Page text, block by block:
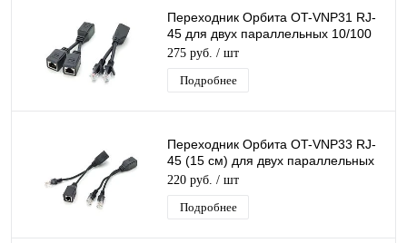
Переходник Орбита OT-VNP31 RJ-
45 для двух параллельных 10/100
Мб/с подключений
275 руб. / шт
Подробнее
Переходник Орбита OT-VNP33 RJ-
45 (15 см) для двух параллельных
10/100 Мб/с подключений
220 руб. / шт
Подробнее